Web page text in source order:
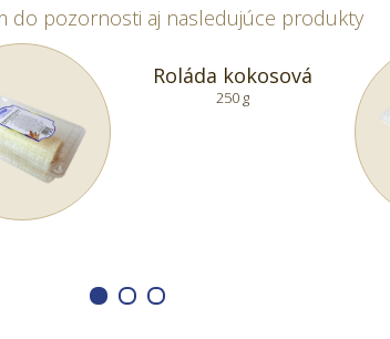
do pozornosti aj nasledujúce produkty
Roláda kokosová
250 g